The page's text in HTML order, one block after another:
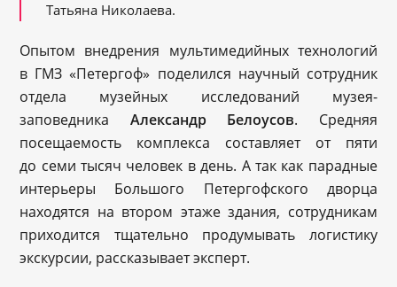
Татьяна Николаева.
Опытом внедрения мультимедийных технологий
в ГМЗ «Петергоф» поделился научный сотрудник
отдела музейных исследований музея-
заповедника Александр Белоусов. Средняя
посещаемость комплекса составляет от пяти
до семи тысяч человек в день. А так как парадные
интерьеры Большого Петергофского дворца
находятся на втором этаже здания, сотрудникам
приходится тщательно продумывать логистику
экскурсии, рассказывает эксперт.